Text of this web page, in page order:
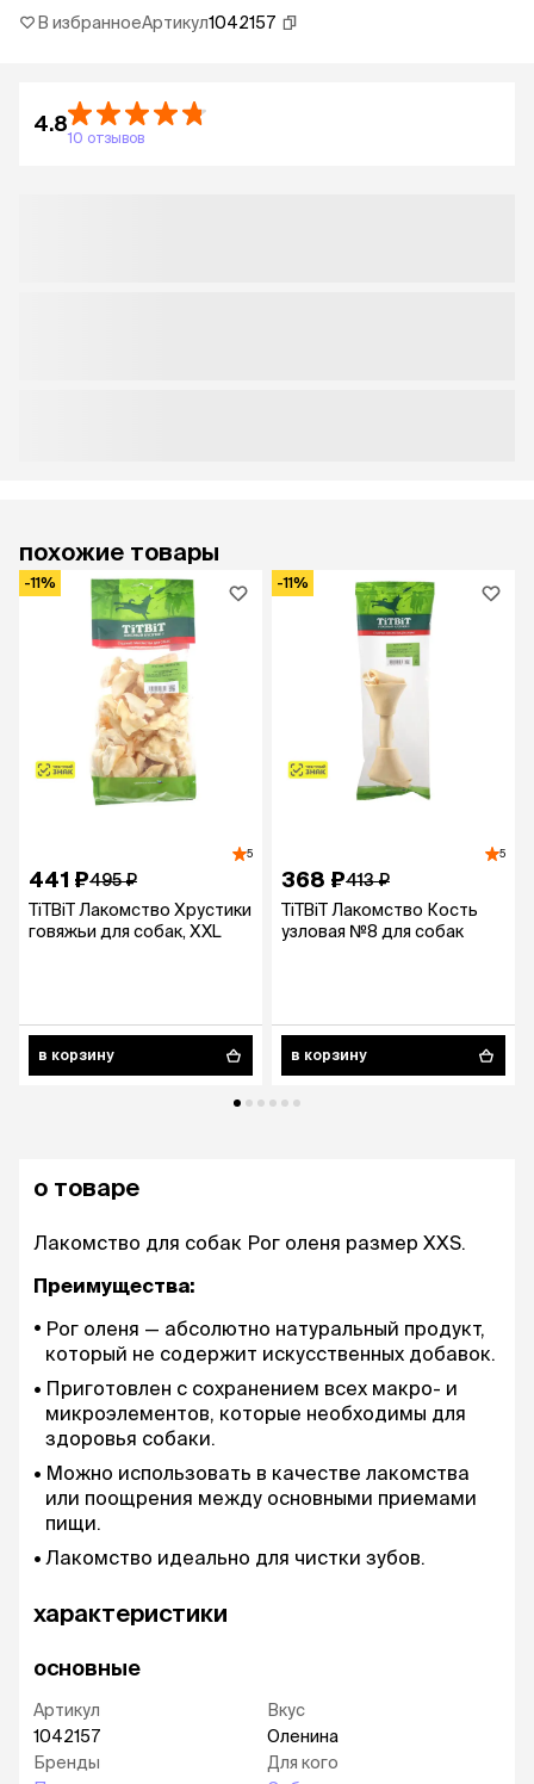
В избранноеАртикул1042157
4.8
10 отзывов
похожие товары
-11%
5
441 ₽495 ₽
TiTBiT Лакомство Хрустики
говяжьи для собак, ХXL
в корзину
-11%
5
368 ₽413 ₽
TiTBiT Лакомство Кость
узловая №8 для собак
в корзину
о товаре
Лакомство для собак Рог оленя размер XXS.
Преимущества:
Рог оленя — абсолютно натуральный продукт,
который не содержит искусственных добавок.
Приготовлен с сохранением всех макро- и
микроэлементов, которые необходимы для
здоровья собаки.
Можно использовать в качестве лакомства
или поощрения между основными приемами
пищи.
Лакомство идеально для чистки зубов.
характеристики
основные
Артикул
1042157
Бренды
Вкус
Оленина
Для кого